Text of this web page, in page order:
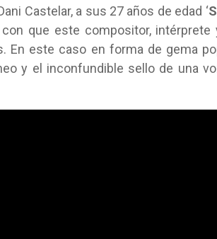
Castelar, a sus 27 años de edad ‘
que este compositor,
En este caso en forma de gema
y el inconfundible sello de una